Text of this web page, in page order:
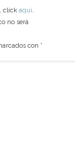
click aquí.
no será
con *